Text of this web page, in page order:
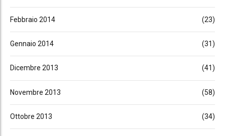
Febbraio 2014 (23)
Gennaio 2014 (31)
Dicembre 2013 (41)
Novembre 2013 (58)
Ottobre 2013 (34)